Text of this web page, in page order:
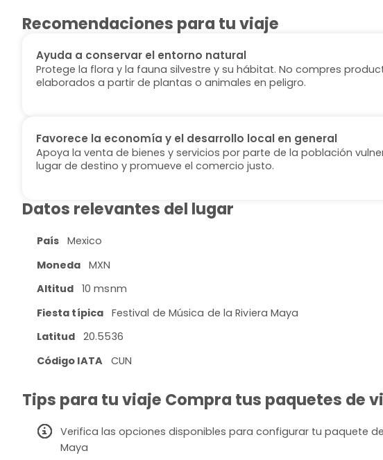
Recomendaciones para tu viaje
Ayuda a conservar el entorno natural
Protege la flora y la fauna silvestre y su hábitat. No compres
elaborados a partir de plantas o animales en peligro.
Favorece la economía y el desarrollo local en general
Apoya la venta de bienes y servicios por parte de la población
lugar de destino y promueve el comercio justo.
Datos relevantes del lugar
País Mexico
Moneda MXN
Altitud
10 msnm
Fiesta típica Festival de Música de la Riviera Maya
Latitud
20.5536
Código IATA
CUN
Tips para tu viaje Compra tus paquetes de
Verifica las opciones disponibles para configurar tu paquete de
Maya